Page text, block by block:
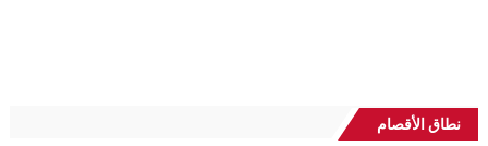
نطاق الأقصام